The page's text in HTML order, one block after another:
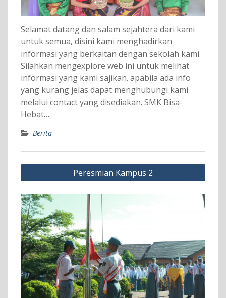
Selamat datang dan salam sejahtera dari kami
untuk semua, disini kami menghadirkan
informasi yang berkaitan dengan sekolah kami.
Silahkan mengexplore web ini untuk melihat
informasi yang kami sajikan. apabila ada info
yang kurang jelas dapat menghubungi kami
melalui contact yang disediakan. SMK Bisa-
Hebat….
Berita
Navigasi
pos
Peresmian Kampus 2